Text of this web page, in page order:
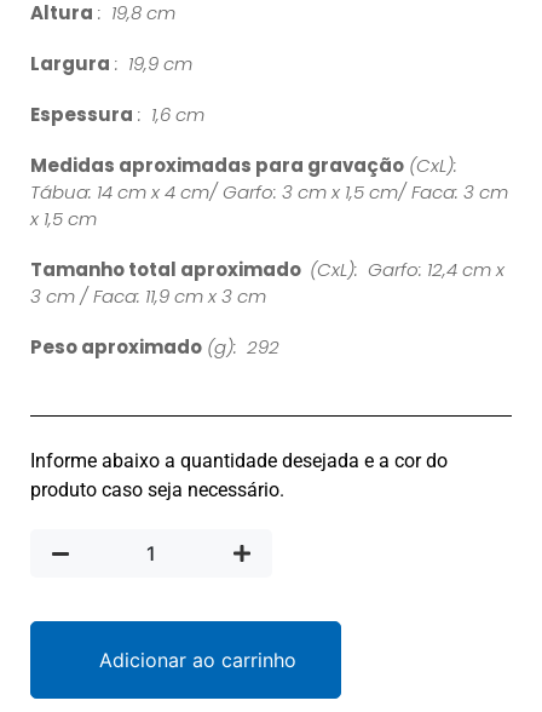
Altura : 19,8 cm
Largura : 19,9 cm
Espessura : 1,6 cm
Medidas aproximadas para gravação (CxL):
Tábua: 14 cm x 4 cm/ Garfo: 3 cm x 1,5 cm/ Faca: 3 cm
x 1,5 cm
Tamanho total aproximado (CxL): Garfo: 12,4 cm x
3 cm / Faca: 11,9 cm x 3 cm
Peso aproximado (g): 292
Informe abaixo a quantidade desejada e a cor do
produto caso seja necessário.
Adicionar ao carrinho